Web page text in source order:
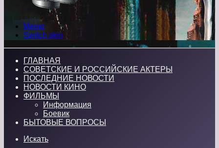
Меню
Switch skin
ГЛАВНАЯ
СОВЕТСКИЕ И РОССИЙСКИЕ АКТЕРЫ
ПОСЛЕДНИЕ НОВОСТИ
НОВОСТИ КИНО
ФИЛЬМЫ
Информация
Боевик
БЫТОВЫЕ ВОПРОСЫ
Искать